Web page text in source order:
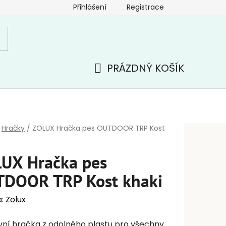
Přihlášení Registrace
PRÁZDNÝ KOŠÍK
Hračky / ZOLUX Hračka pes OUTDOOR TRP Kost
Hračka pes
TRP Kost khaki
Zolux